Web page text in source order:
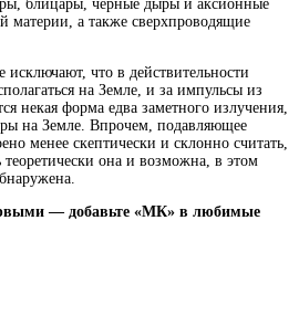
блицары, чёрные дыры и аксионные
материи, а также сверхпроводящие
что в действительности
на Земле, и за импульсы из
некая форма едва заметного излучения,
на Земле. Впрочем, подавляющее
менее скептически и склонно считать,
она и возможна, в этом
— добавьте «МК» в любимые